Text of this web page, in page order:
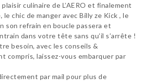
culinaire de L’AERO et finalement
le chic de manger avec Billy ze Kick , le
son refrain en boucle passera et
dans votre tête sans qu’il s’arrête !
besoin, avec les conseils &
compris, laissez-vous embarquer par
par mail pour plus de